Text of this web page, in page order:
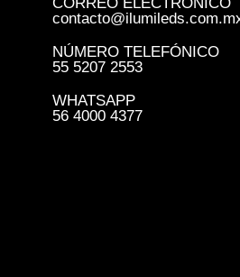
NÚMERO TELEFÓNICO
55 5207 2553
WHATSAPP
56 4000 4377